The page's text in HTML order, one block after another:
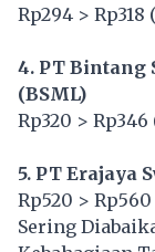
Rp294 > Rp318
4. PT Bintang
(BSML)
Rp320 > Rp346
5. PT Erajaya
Rp520 > Rp560
Sering